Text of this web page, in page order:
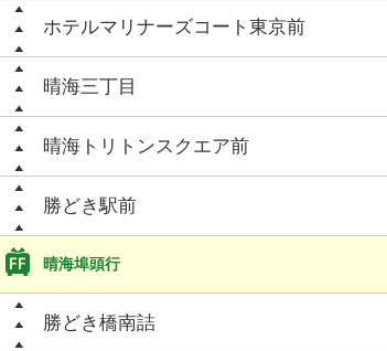
ホテルマリナーズコート東京前
晴海三丁目
晴海トリトンスクエア前
勝どき駅前
晴海埠頭行
勝どき橋南詰